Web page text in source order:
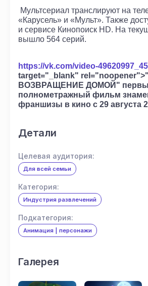
Мультсериал транслируют на
«Карусель» и «Мульт». Также
и сервисе Кинопоиск HD. На
вышло 564 серий.
https://vk.com/video-
target="_blank"
ВОЗВРАЩЕНИЕ ДОМОЙ"
полнометражный фильм
франшизы в кино с 29 августа
Детали
Целевая аудитория:
Для всей семьи
Категория:
Индустрия развлечений
Подкатегория:
Анимация | персонажи
Галерея